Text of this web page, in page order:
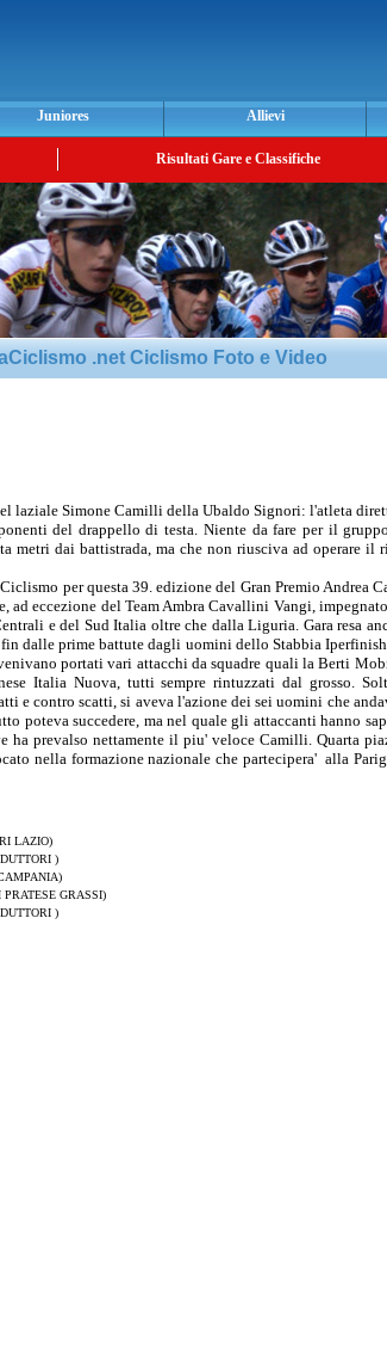
Juniores Allievi
Risultati Gare e Classifiche
.net Ciclismo Foto e Video
laziale Simone Camilli della Ubaldo Signori: l'atleta
del drappello di testa. Niente da fare per il
metri dai battistrada, ma che non riusciva ad operare il
per questa 39. edizione del Gran Premio Andrea
eccezione del Team Ambra Cavallini Vangi,
e del Sud Italia oltre che dalla Liguria. Gara resa
dalle prime battute dagli uomini dello Stabbia
portati vari attacchi da squadre quali la Berti
Italia Nuova, tutti sempre rintuzzati dal grosso.
e contro scatti, si aveva l'azione dei sei uomini che
poteva succedere, ma nel quale gli attaccanti hanno
ha prevalso nettamente il piu' veloce Camilli. Quarta
nella formazione nazionale che partecipera' alla
LAZIO)
)
GRASSI)
)